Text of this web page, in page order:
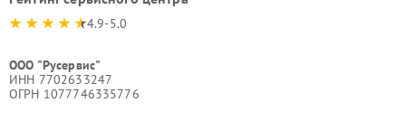
4.9-5.0
ООО "Русервис"
ИНН 7702633247
ОГРН 1077746335776